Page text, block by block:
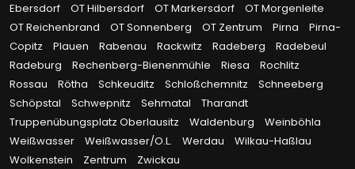
Ebersdorf
OT Hilbersdorf OT Markersdorf
OT Morgenleite
OT Reichenbrand
OT Sonnenberg OT Zentrum Pirna
Pirna-
Copitz
Plauen Rabenau Rackwitz Radeberg
Radebeul
Radeburg
Rechenberg-Bienenmühle Riesa
Rochlitz
Rossau
Rötha Schkeuditz Schloßchemnitz
Schneeberg
Schöpstal
Schwepnitz Sehmatal
Tharandt
Truppenübungsplatz Oberlausitz
Waldenburg
Weinböhla
Weißwasser
Weißwasser/O.L. Werdau
Wilkau-Haßlau
Wolkenstein
Zentrum Zwickau